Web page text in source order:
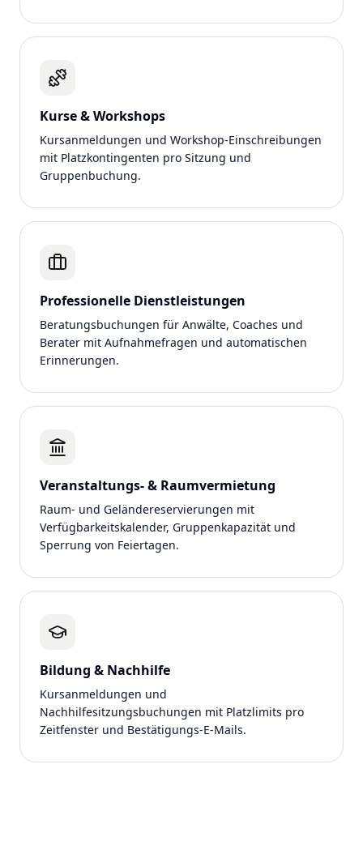
Kurse & Workshops
Kursanmeldungen und Workshop-Einschreibungen
mit Platzkontingenten pro Sitzung und
Gruppenbuchung.
Professionelle Dienstleistungen
Beratungsbuchungen für Anwälte, Coaches und
Berater mit Aufnahmefragen und automatischen
Erinnerungen.
Veranstaltungs- & Raumvermietung
Raum- und Geländereservierungen mit
Verfügbarkeitskalender, Gruppenkapazität und
Sperrung von Feiertagen.
Bildung & Nachhilfe
Kursanmeldungen und
Nachhilfesitzungsbuchungen mit Platzlimits pro
Zeitfenster und Bestätigungs-E-Mails.